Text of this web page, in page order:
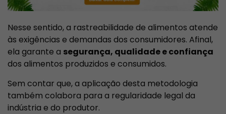
Nesse sentido, a rastreabilidade de alimentos atende
às exigências e demandas dos consumidores. Afinal,
ela garante a segurança, qualidade e confiança
dos alimentos produzidos e consumidos.
Sem contar que, a aplicação desta metodologia
também colabora para a regularidade legal da
indústria e do produtor.